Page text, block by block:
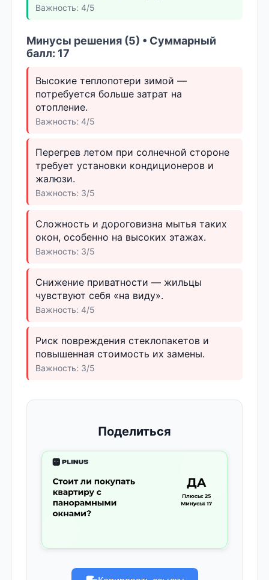
Важность: 4/5
Минусы решения (5) • Суммарный
балл: 17
Высокие теплопотери зимой —
потребуется больше затрат на
отопление.
Важность: 4/5
Перегрев летом при солнечной стороне
требует установки кондиционеров и
жалюзи.
Важность: 3/5
Сложность и дороговизна мытья таких
окон, особенно на высоких этажах.
Важность: 3/5
Снижение приватности — жильцы
чувствуют себя «на виду».
Важность: 4/5
Риск повреждения стеклопакетов и
повышенная стоимость их замены.
Важность: 3/5
Поделиться